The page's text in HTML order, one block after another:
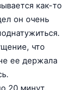
как-то
он очень
что
ее держала